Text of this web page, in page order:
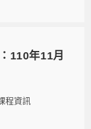
110年11月
程資訊